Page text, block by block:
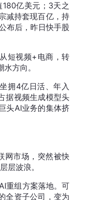
亿美元；3天之
减持套现百亿，持
布后，昨日快手股
短视频+电商，转
方向。
拥4亿日活、年入
据视频生成模型头
头AI业务的集体挤
网市场，突然被快
层波浪。
重组方案落地。可
全资子公司，变为